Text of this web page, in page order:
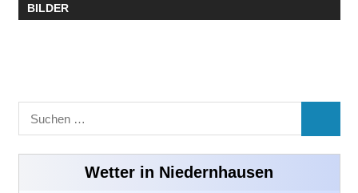
BILDER
Suchen
nach:
Wetter in Niedernhausen